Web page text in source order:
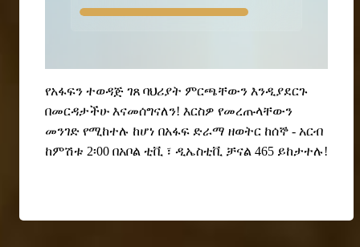
የአፋፍን ተወዳጅ ገጸ ባህሪያት ምርጫቸውን እንዲያደርጉ
በመርዳታችሁ እናመሰግናለን! እርስዎ የመረጡላቸውን
መንገድ የሚከተሉ ከሆነ በአፋፍ ድራማ ዘወትር ከሰኞ - አርብ
ከምሽቱ 2፡00 በአቦል ቲቪ ፣ ዲኤስቲቪ ቻናል 465 ይከታተሉ!